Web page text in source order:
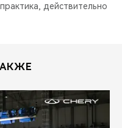
действительно